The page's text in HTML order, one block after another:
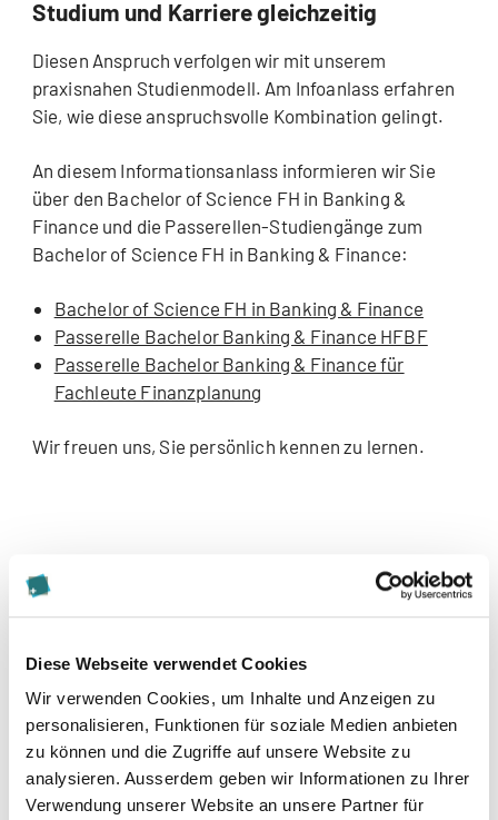
Diese Webseite verwendet Cookies
Wir verwenden Cookies, um Inhalte und Anzeigen zu
personalisieren, Funktionen für soziale Medien anbieten
zu können und die Zugriffe auf unsere Website zu
analysieren. Ausserdem geben wir Informationen zu Ihrer
Verwendung unserer Website an unsere Partner für
Studium und Karriere gleichzeitig
Diesen Anspruch verfolgen wir mit unserem
praxisnahen Studienmodell. Am Infoanlass erfahren
Sie, wie diese anspruchsvolle Kombination gelingt.
An diesem Informationsanlass informieren wir Sie
über den Bachelor of Science FH in Banking &
Finance und die Passerellen-Studiengänge zum
Bachelor of Science FH in Banking & Finance:
Bachelor of Science FH in Banking & Finance
Passerelle Bachelor Banking & Finance HFBF
Passerelle Bachelor Banking & Finance für
Fachleute Finanzplanung
Wir freuen uns, Sie persönlich kennen zu lernen.
Diese Seite teilen
Zur Merkliste hinzufügen
Themen die der Veranstaltung zugeordnet sind: